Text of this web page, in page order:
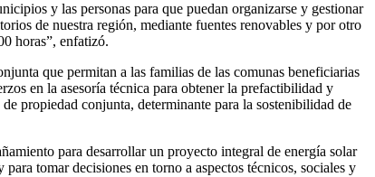
y las personas para que puedan organizarse y gestionar
de nuestra región, mediante fuentes renovables y por otro
horas”, enfatizó.
que permitan a las familias de las comunas beneficiarias
en la asesoría técnica para obtener la prefactibilidad y
propiedad conjunta, determinante para la sostenibilidad de
para desarrollar un proyecto integral de energía solar
tomar decisiones en torno a aspectos técnicos, sociales y